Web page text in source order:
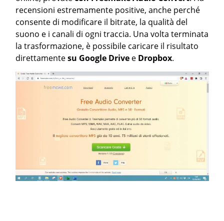
recensioni estremamente positive, anche perché
consente di modificare il bitrate, la qualità del
suono e i canali di ogni traccia. Una volta terminata
la trasformazione, è possibile caricare il risultato
direttamentesu Google Drive e Dropbox.